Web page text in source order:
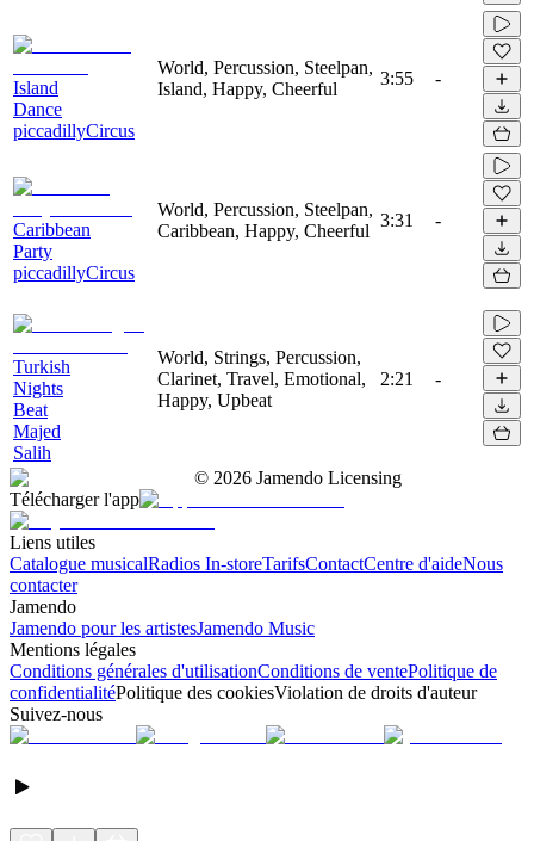
Island
Dance
piccadillyCircus
World, Percussion, Steelpan,
Island, Happy, Cheerful
3:55 -
Caribbean
Party
piccadillyCircus
World, Percussion, Steelpan,
Caribbean, Happy, Cheerful
3:31 -
Turkish
Nights
Beat
Majed
Salih
World, Strings, Percussion,
Clarinet, Travel, Emotional,
Happy, Upbeat
2:21 -
© 2026 Jamendo Licensing
Télécharger l'app
Liens utiles
Catalogue musicalRadios In-storeTarifsContactCentre d'aideNous
contacter
Jamendo
Jamendo pour les artistesJamendo Music
Mentions légales
Conditions générales d'utilisationConditions de ventePolitique de
confidentialitéPolitique des cookiesViolation de droits d'auteur
Suivez-nous